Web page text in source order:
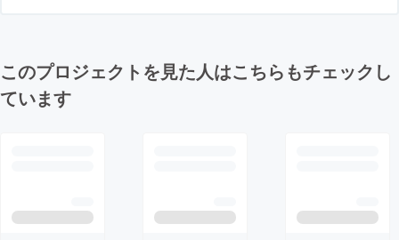
このプロジェクトを見た人はこちらもチェックし
ています